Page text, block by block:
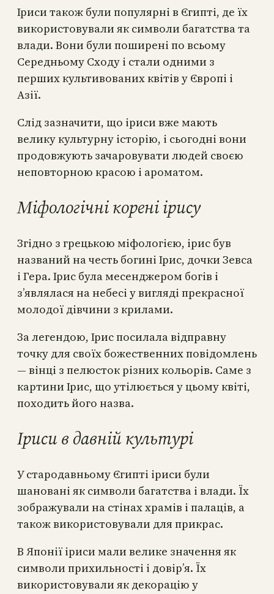
Іриси також були популярні в Єгипті, де їх
використовували як символи багатства та
влади. Вони були поширені по всьому
Середньому Сходу і стали одними з
перших культивованих квітів у Європі і
Азії.
Слід зазначити, що іриси вже мають
велику культурну історію, і сьогодні вони
продовжують зачаровувати людей своєю
неповторною красою і ароматом.
Міфологічні корені ірису
Згідно з грецькою міфологією, ірис був
названий на честь богині Ірис, дочки Зевса
і Гера. Ірис була месенджером богів і
з’являлася на небесі у вигляді прекрасної
молодої дівчини з крилами.
За легендою, Ірис посилала відправну
точку для своїх божественних повідомлень
— вінці з пелюсток різних кольорів. Саме з
картини Ірис, що утілюється у цьому квіті,
походить його назва.
Іриси в давній культурі
У стародавньому Єгипті іриси були
шановані як символи багатства і влади. Їх
зображували на стінах храмів і палаців, а
також використовували для прикрас.
В Японії іриси мали велике значення як
символи прихильності і довір’я. Їх
використовували як декорацію у